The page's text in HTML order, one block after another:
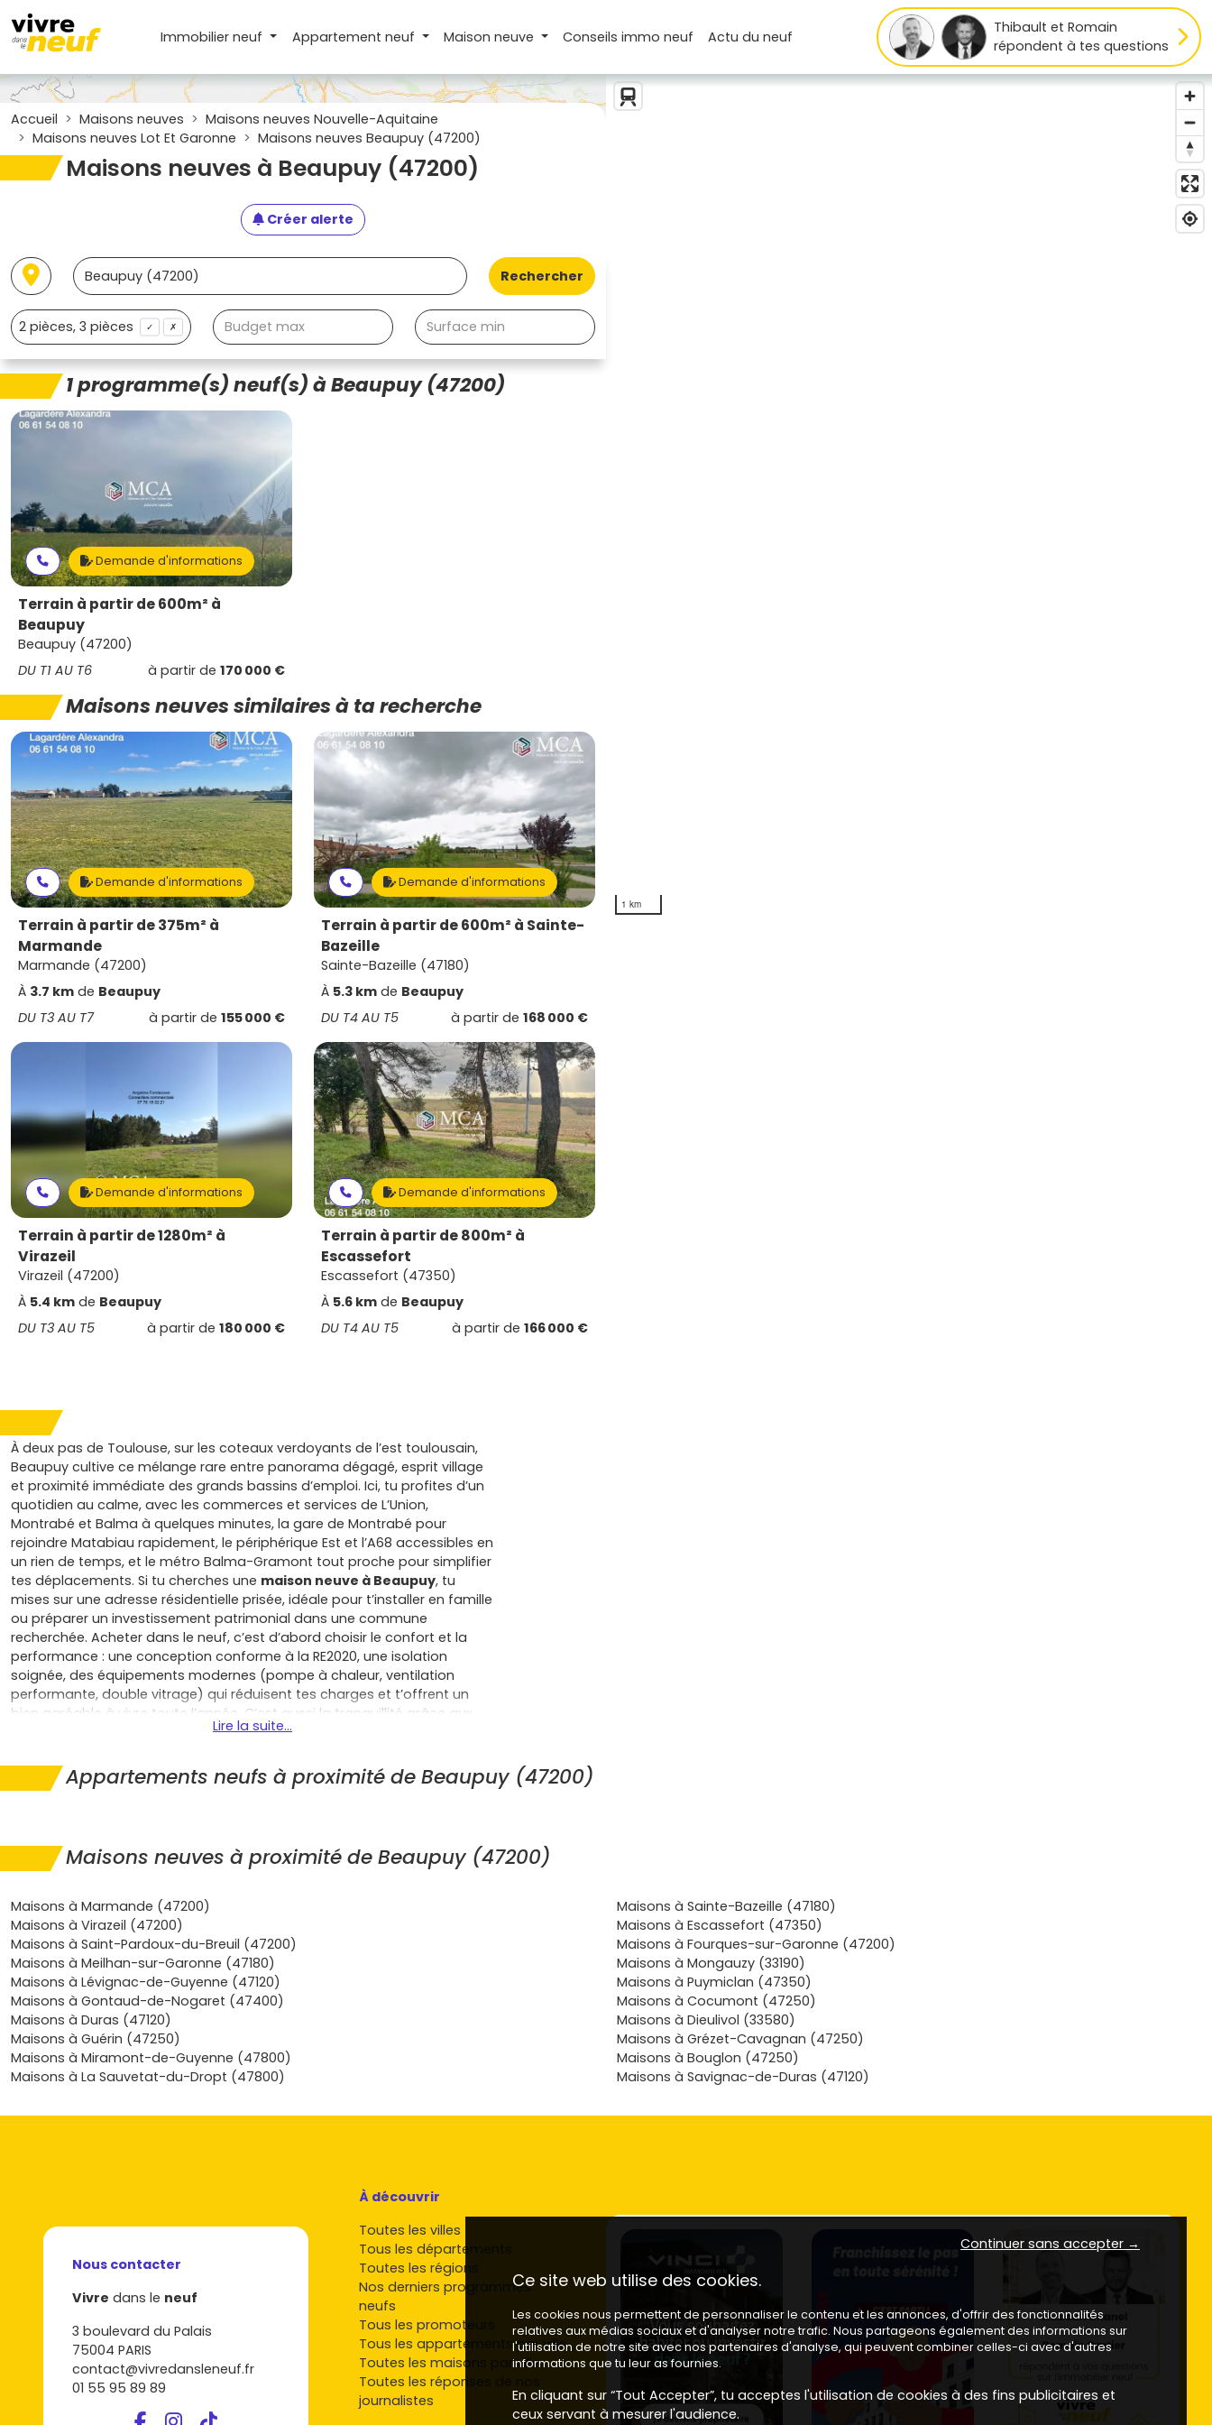
Immobilier neuf Appartement neuf Maison neuve Conseilsimmo neuf Actudu neuf
Thibault et Romain
répondent à tes questions
Accueil Maisons neuves
Maisons neuves Nouvelle-Aquitaine
Maisons neuves Lot Et Garonne
Maisons neuves Beaupuy (47200)
Maisons neuves à Beaupuy (47200)
Créer alerte
Rechercher
✓ ✗
1 programme(s) neuf(s) à Beaupuy (47200)
Demande d'informations
Terrain à partir de 600m² à
Beaupuy
Beaupuy (47200)
DU T1 AU T6
à partir de 170 000 €
Maisons neuves similaires à ta recherche
Demande d'informations
Terrain à partir de 375m² à
Marmande
Marmande (47200)
À 3.7 km de Beaupuy
DU T3 AU T7
à partir de 155 000 €
Demande d'informations
Terrain à partir de 600m² à Sainte-
Bazeille
Sainte-Bazeille (47180)
À 5.3 km de Beaupuy
DU T4 AU T5
à partir de 168 000 €
Demande d'informations
Terrain à partir de 1280m² à
Virazeil
Virazeil (47200)
À 5.4 km de Beaupuy
DU T3 AU T5
à partir de 180 000 €
Demande d'informations
Terrain à partir de 800m² à
Escassefort
Escassefort (47350)
À 5.6 km de Beaupuy
DU T4 AU T5
à partir de 166 000 €
1 km
À deux pas de Toulouse, sur les coteaux verdoyants de l’est toulousain,
Beaupuy cultive ce mélange rare entre panorama dégagé, esprit village
et proximité immédiate des grands bassins d’emploi. Ici, tu profites d’un
quotidien au calme, avec les commerces et services de L’Union,
Montrabé et Balma à quelques minutes, la gare de Montrabé pour
rejoindre Matabiau rapidement, le périphérique Est et l’A68 accessibles en
un rien de temps, et le métro Balma-Gramont tout proche pour simplifier
tes déplacements. Si tu cherches une maison neuve à Beaupuy, tu
mises sur une adresse résidentielle prisée, idéale pour t’installer en famille
ou préparer un investissement patrimonial dans une commune
recherchée. Acheter dans le neuf, c’est d’abord choisir le confort et la
performance : une conception conforme à la RE2020, une isolation
soignée, des équipements modernes (pompe à chaleur, ventilation
performante, double vitrage) qui réduisent tes charges et t’offrent un
bien agréable à vivre toute l’année. C’est aussi la tranquillité grâce aux
garanties constructeur (parfait achèvement, biennale, décennale) et des
stationnement privé pour un quotidien vraiment pratique. Pour un
primo‑accédant, la zone toulousaine ouvre droit, selon ton profil, au Prêt
un projet locatif, la demande est portée par les actifs des pôles de
Balma, Montaudran, Labège et l’est de l’agglomération, avec des
consommation énergétique, de quoi viser une mise en location rapide et
des charges maîtrisées. Le cadre de vie fait la différence : écoles et
crèches à proximité, établissements de santé reconnus, grands centres
commerciaux (Gramont, Saint‑Jean) pour les courses du quotidien, clubs
sportifs et sentiers sur les coteaux pour s’aérer sans quitter le quartier, le
tout dans une commune à taille humaine où l’on se sent vite chez soi. En
choisissant unemaison neuve à Beaupuy
habiter, modulable selon tes envies, et une adresse stratégique qui
combine nature, vues dégagées et raccord immédiat aux mobilités de
l’aire toulousaine. Envie de te projeter concrètement, de comparer les
ton budget et vérifier ton éligibilité aux aides ? Parcours dès maintenant
Lire la suite...
Appartements neufs à proximité de Beaupuy (47200)
Maisons neuves à proximité de Beaupuy (47200)
Maisons à Marmande (47200)
Maisons à Sainte-Bazeille (47180)
Maisons à Virazeil (47200)
Maisons à Escassefort (47350)
Maisons à Saint-Pardoux-du-Breuil (47200)
Maisons à Fourques-sur-Garonne (47200)
Maisons à Meilhan-sur-Garonne (47180)
Maisons à Mongauzy (33190)
Maisons à Lévignac-de-Guyenne (47120)
Maisons à Puymiclan (47350)
Maisons à Gontaud-de-Nogaret (47400)
Maisons à Cocumont (47250)
Maisons à Duras (47120)
Maisons à Dieulivol (33580)
Maisons à Guérin (47250)
Maisons à Grézet-Cavagnan (47250)
Maisons à Miramont-de-Guyenne (47800)
Maisons à Bouglon (47250)
Maisons à La Sauvetat-du-Dropt (47800)
Maisons à Savignac-de-Duras (47120)
Nous contacter
Vivre dans le neuf
3 boulevard du Palais
75004 PARIS
contact@vivredansleneuf.fr
01 55 95 89 89
À découvrir
Toutes les villes
Tous les départements
Toutes les régions
Nos derniers programmes
neufs
Tous les promoteurs
Tous les appartements par ville
Toutes les maisons par ville
Toutes les réponses de nos
journalistes
Continuer sans accepter →
Ce site web utilise des cookies.
Les cookies nous permettent de personnaliser le contenu et les annonces, d'offrir des fonctionnalités
relatives aux médias sociaux et d'analyser notre trafic. Nous partageons également des informations sur
l'utilisation de notre site avec nos partenaires d'analyse, qui peuvent combiner celles-ci avec d'autres
informations que tu leur as fournies.
En cliquant sur “Tout Accepter”, tu acceptes l'utilisation de cookies à des fins publicitaires et
ceux servant à mesurer l'audience.